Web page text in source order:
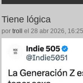
Tiene lógica
por troll el 28 abr 2026, 16:25